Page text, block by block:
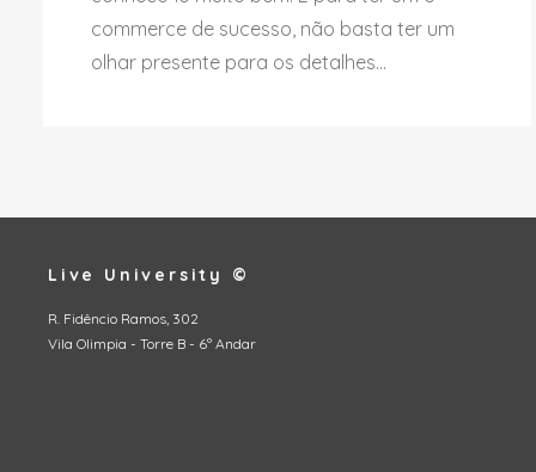
commerce de sucesso, não basta ter um
olhar presente para os detalhes...
Live University ©
R. Fidêncio Ramos, 302
Vila Olimpia - Torre B - 6º Andar